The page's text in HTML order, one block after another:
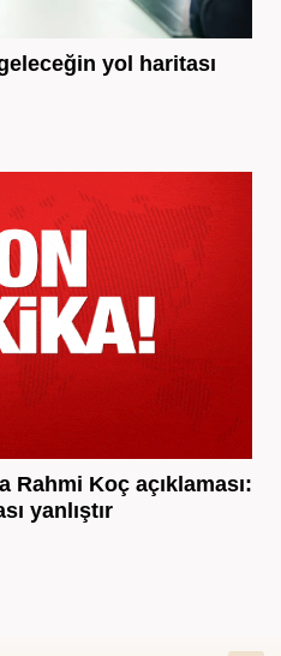
yol haritası
Koç açıklaması:
yanlıştır